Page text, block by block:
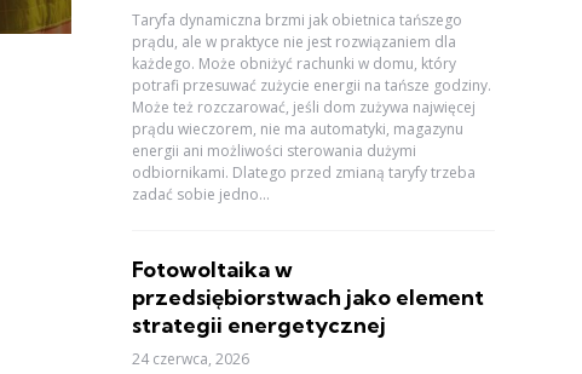
Taryfa dynamiczna brzmi jak obietnica tańszego
prądu, ale w praktyce nie jest rozwiązaniem dla
każdego. Może obniżyć rachunki w domu, który
potrafi przesuwać zużycie energii na tańsze godziny.
Może też rozczarować, jeśli dom zużywa najwięcej
prądu wieczorem, nie ma automatyki, magazynu
energii ani możliwości sterowania dużymi
odbiornikami. Dlatego przed zmianą taryfy trzeba
zadać sobie jedno...
Fotowoltaika w
przedsiębiorstwach jako element
strategii energetycznej
24 czerwca, 2026